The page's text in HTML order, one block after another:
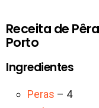
Receita de
Porto
Ingredientes
Peras – 4